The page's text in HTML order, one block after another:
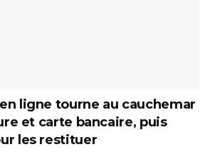
ligne tourne au cauchemar
et carte bancaire, puis
les restituer